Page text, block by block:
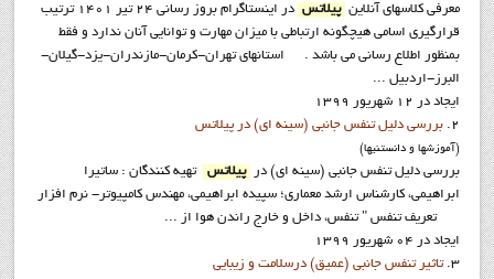
معرفی کلاسهای آنلاین
پیلاتس
در اینستاگرام بروز رسانی 24 تیر 1401 ترتیب
قرارگیری اسامی هیچگونه ارتباطی با میزان مهارت و توانایی آنان ندارد و فقط
بمنظور اطلاع رسانی می باشد . استانهای تهران-کرمان-مازندران-یزد-گیلان-
البرز-اردبیل ...
ایجاد در 12 شهریور 1399
2.
بررسی دلیل تنفس جانبی (سینه ای) در پیلاتس
(آموزشها و دانستنيها)
بررسی دلیل تنفس جانبی (سینه ای) در
پیلاتس
تهیه کنندگان : ساتیرا
ابراهیمی، کارشناس ارشد معماری؛ سپیده ابراهیمی، مهندس کامپیوتر- نرم افزار
تعریف تنفس " تنفس، داخل و خارج راندن هوا از ...
ایجاد در 04 شهریور 1399
3.
تاثیر تنفس جانبی (عمیق) درسلامت و زیبایی